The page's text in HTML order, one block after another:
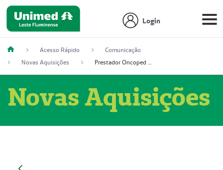
Login
Acesso Rápido
Comunicação
Novas Aquisições
Prestador Oncoped Serviços Médicos (51004335-0)
Novas Aquisições